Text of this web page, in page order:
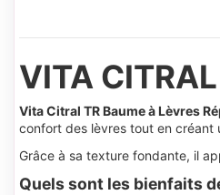
VITA
Vita Citral TR Baume à Lèvres
confort des lèvres tout en créant
Grâce à sa texture fondante, il
Quels sont les bienfaits de